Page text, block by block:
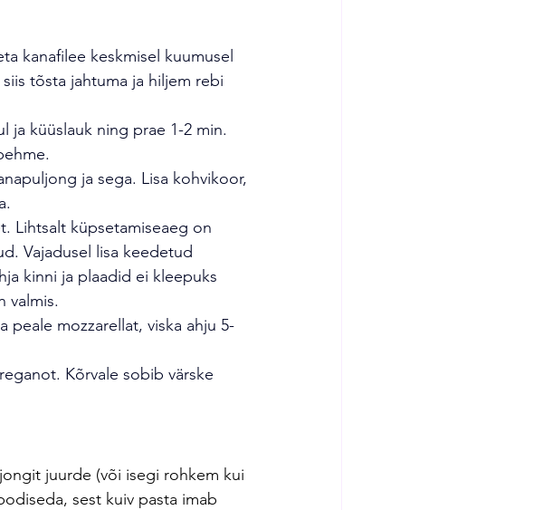
kanafilee keskmisel kuumusel
tõsta jahtuma ja hiljem rebi
ja küüslauk ning prae 1-2 min.
ja sega. Lisa kohvikoor,
Lihtsalt küpsetamiseaeg on
Vajadusel lisa keedetud
kinni ja plaadid ei kleepuks
valmis.
peale mozzarellat, viska ahju 5-
Kõrvale sobib värske
juurde (või isegi rohkem kui
sest kuiv pasta imab